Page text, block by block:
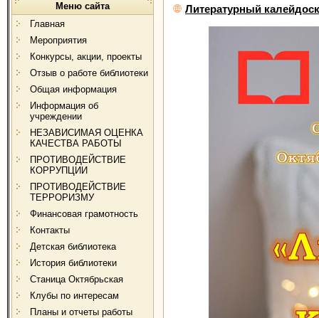
Меню сайта
Главная
Мероприятия
Конкурсы, акции, проекты
Отзыв о работе библиотеки
Общая информация
Информация об
учреждении
НЕЗАВИСИМАЯ ОЦЕНКА
КАЧЕСТВА РАБОТЫ
ПРОТИВОДЕЙСТВИЕ
КОРРУПЦИИ
ПРОТИВОДЕЙСТВИЕ
ТЕРРОРИЗМУ
Финансовая грамотность
Контакты
Детская библиотека
История библиотеки
Станица Октябрьская
Клубы по интересам
Планы и отчеты работы
Литературный